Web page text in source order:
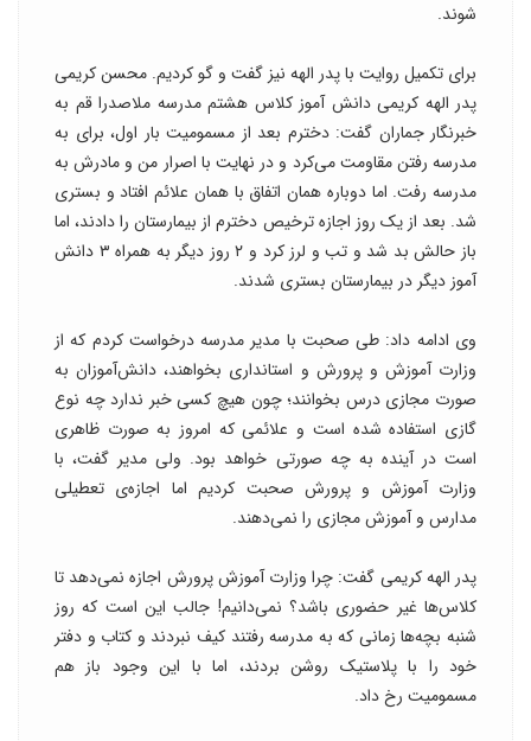
شوند.
برای تکمیل روایت با پدر الهه نیز گفت و گو کردیم. محسن کریمی
پدر الهه کریمی دانش آموز کلاس هشتم مدرسه ملاصدرا قم به
خبرنگار جماران گفت: دخترم بعد از مسمومیت بار اول، برای به
مدرسه رفتن مقاومت می‌کرد و در نهایت با اصرار من و مادرش به
مدرسه رفت. اما دوباره همان اتفاق با همان علائم افتاد و بستری
شد. بعد از یک روز اجازه ترخیص دخترم از بیمارستان را دادند، اما
باز حالش بد شد و تب و لرز کرد و ۲ روز دیگر به همراه ۳ دانش
آموز دیگر در بیمارستان بستری شدند.
وی ادامه داد: طی صحبت با مدیر مدرسه درخواست کردم که از
وزارت آموزش و پرورش و استانداری بخواهند، دانش‌آموزان به
صورت مجازی درس بخوانند؛ چون هیچ کسی خبر ندارد چه نوع
گازی استفاده شده است و علائمی که امروز به صورت ظاهری
است در آینده به چه صورتی خواهد بود. ولی مدیر گفت، با
وزارت آموزش و پرورش صحبت کردیم اما اجازه‌ی تعطیلی
مدارس و آموزش مجازی را نمی‌دهند.
پدر الهه کریمی گفت: چرا وزارت آموزش پرورش اجازه نمی‌دهد تا
کلاس‌ها غیر حضوری باشد؟ نمی‌دانیم! جالب این است که روز
شنبه بچه‌ها زمانی که به مدرسه رفتند کیف نبردند و کتاب و دفتر
خود را با پلاستیک روشن بردند، اما با این وجود باز هم
مسمومیت رخ داد.